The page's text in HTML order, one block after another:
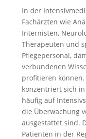
In der
Fachärzten wie
Internisten,
Therapeuten und
Pflegepersonal,
verbundenen
profitieren
konzentriert sich
häufig auf
die Überwachung
ausgestattet sind.
Patienten in der